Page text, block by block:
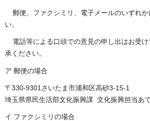
郵便、ファクシミリ、電子メールのいずれか
い。
電話等による口頭での意見の申し出はお受け
承ください。
ア 郵便の場合
〒330-9301さいたま市浦和区高砂3-15-1
埼玉県県民生活部文化振興課 文化振興担当あ
イ ファクシミリの場合